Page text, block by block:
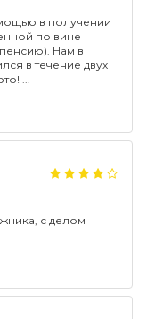
в получении
по вине
Нам в
в течение двух
с делом